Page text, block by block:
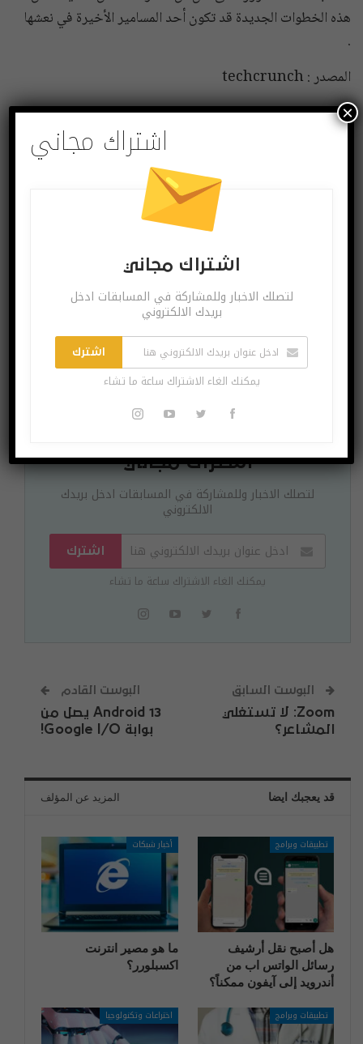
هذه الخطوات الجديدة قد تكون أحد المسامير الأخيرة في نعشها
.
المصدر : techcrunch
Twitter
اشتراك مجاني
لتصلك الاخبار وللمشاركة في المسابقات ادخل بريدك
الالكتروني
اشترك
يمكنك الغاء الاشتراك ساعة ما تشاء
البوست السابق
Zoom: لا تستغلي
المشاعر؟
البوست القادم
Android 13 يصل من
بوابة Google I/O!
قد يعجبك ايضا المزيد عن المؤلف
تطبيقات وبرامج
هل أصبح نقل أرشيف
رسائل الواتس اب من
أندرويد إلى آيفون ممكناً؟
أخبار شبكات
ما هو مصير انترنت
اكسبلورر؟
تطبيقات وبرامج اختراعات وتكنولوجيا
اشتراك مجاني
اشتراك مجاني
لتصلك الاخبار وللمشاركة في المسابقات ادخل
بريدك الالكتروني
اشترك
يمكنك الغاء الاشتراك ساعة ما تشاء
×